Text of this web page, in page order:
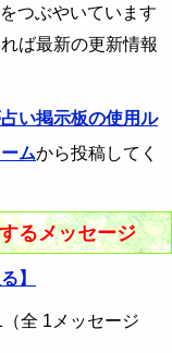
つぶやいています
ば最新の更新情報
い掲示板の使用ル
ムから投稿してく
るメッセージ
】
全 1メッセージ